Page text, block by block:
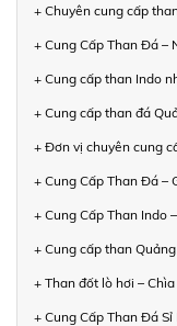
+ Chuyên cung cấp
+ Cung Cấp Than Đá –
+ Cung cấp than Indo
+ Cung cấp than đá
+ Đơn vị chuyên cung
+ Cung Cấp Than Đá –
+ Cung Cấp Than Indo
+ Cung cấp than
+ Than đốt lò hơi –
+ Cung Cấp Than Đá